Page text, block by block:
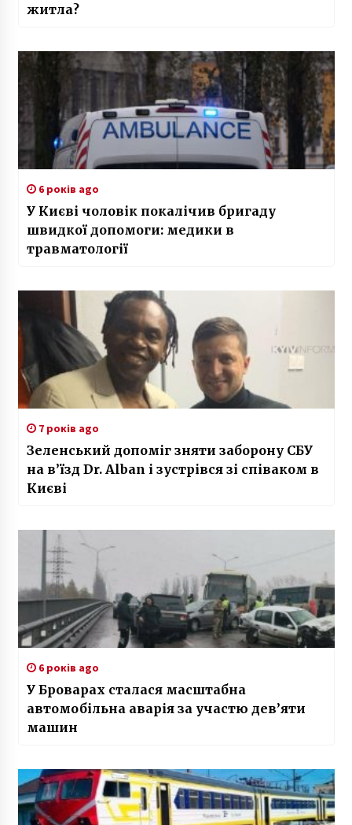
житла?
6 років ago
У Києві чоловік покалічив бригаду
швидкої допомоги: медики в
травматології
7 років ago
Зеленський допоміг зняти заборону СБУ
на в’їзд Dr. Alban і зустрівся зі співаком в
Києві
6 років ago
У Броварах сталася масштабна
автомобільна аварія за участю дев’яти
машин